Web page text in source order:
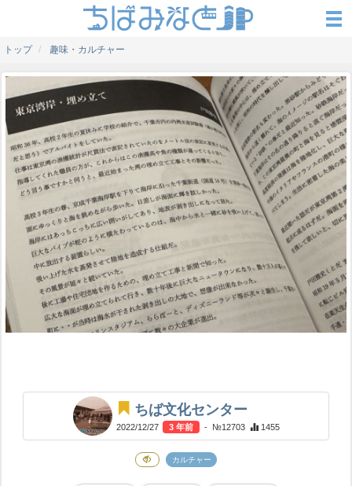
トップ 趣味・カルチャー
ちば文化センター
2022/12/27 3 年前 - №12703 1455
カルチャー